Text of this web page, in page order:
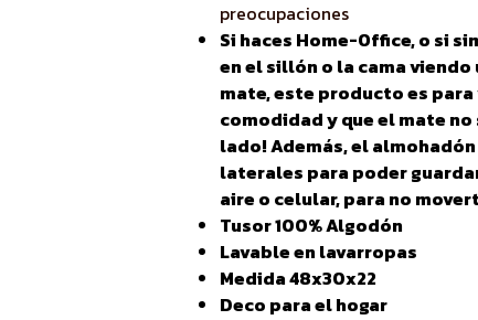
preocupaciones
Si haces Home-Office, o si
en el sillón o la cama
mate, este producto es para
comodidad y que el mate no
lado! Además, el
laterales para poder
aire o celular, para no
Tusor 100% Algodón
Lavable en lavarropas
Medida 48x30x22
Deco para el hogar